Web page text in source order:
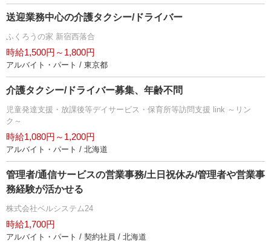
送迎業務中心の介護タクシー/ドライバー
ふくろうの家 新宿西落合
時給1,500円～1,800円
アルバイト・パート / 東京都
介護タクシー/ドライバー募集、年齢不問
児童発達支援・放課後等デイサービス・保育所等訪問支援 link ～リン
ク～
時給1,080円～1,200円
アルバイト・パート / 北海道
管理者/通信サービスの営業事務/土日祝休み/管理者や営業事
務経験が活かせる
株式会社ベルシステム24
時給1,700円
アルバイト・パート / 契約社員 / 北海道